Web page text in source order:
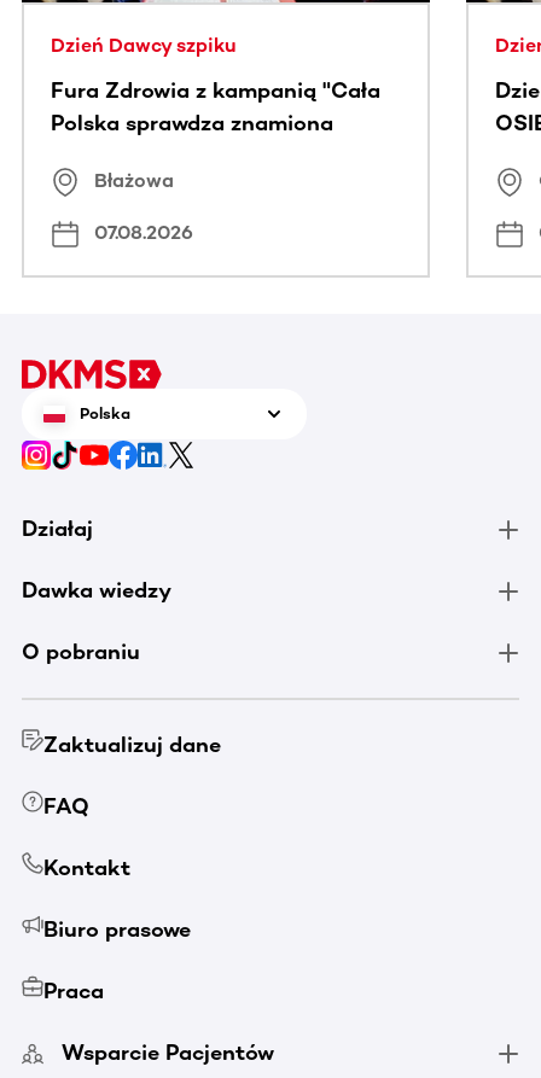
Dzień Dawcy szpiku
Fura Zdrowia z kampanią "Cała
Polska sprawdza znamiona
Błażowa
07.08.2026
Polska
Działaj
Dawka wiedzy
O pobraniu
Zaktualizuj dane
FAQ
Kontakt
Biuro prasowe
Praca
Wsparcie Pacjentów